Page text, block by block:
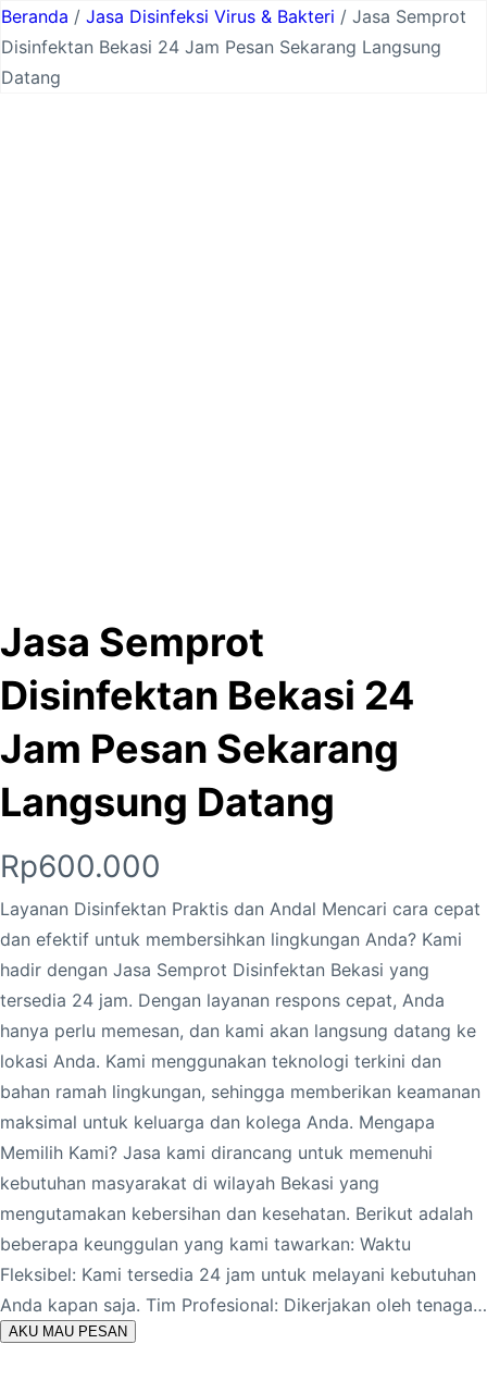
Lewati
ke
konten
Beranda / Jasa Disinfeksi Virus & Bakteri / Jasa Semprot
Disinfektan Bekasi 24 Jam Pesan Sekarang Langsung
Datang
Jasa Semprot
Disinfektan Bekasi 24
Jam Pesan Sekarang
Langsung Datang
Rp600.000
Layanan Disinfektan Praktis dan Andal Mencari cara cepat
dan efektif untuk membersihkan lingkungan Anda? Kami
hadir dengan Jasa Semprot Disinfektan Bekasi yang
tersedia 24 jam. Dengan layanan respons cepat, Anda
hanya perlu memesan, dan kami akan langsung datang ke
lokasi Anda. Kami menggunakan teknologi terkini dan
bahan ramah lingkungan, sehingga memberikan keamanan
maksimal untuk keluarga dan kolega Anda. Mengapa
Memilih Kami? Jasa kami dirancang untuk memenuhi
kebutuhan masyarakat di wilayah Bekasi yang
mengutamakan kebersihan dan kesehatan. Berikut adalah
beberapa keunggulan yang kami tawarkan: Waktu
Fleksibel: Kami tersedia 24 jam untuk melayani kebutuhan
Anda kapan saja. Tim Profesional: Dikerjakan oleh tenaga…
AKU MAU PESAN